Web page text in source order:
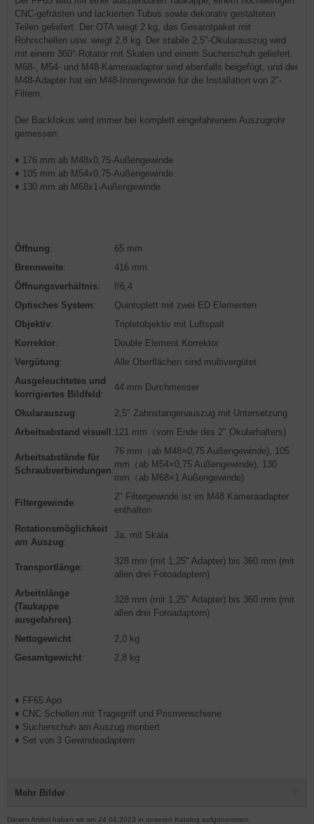
CNC-gefrästen und lackierten Tubus sowie dekorativ gestalteten
Teilen geliefert. Der OTA wiegt 2 kg, das Gesamtpaket mit
Rohrschellen usw. wiegt 2,8 kg. Der stabile 2,5"-Okularauszug wird
mit einem 360°-Rotator mit Skalen und einem Sucherschuh geliefert.
M68-, M54- und M48-Kameraadapter sind ebenfalls beigefügt, und der
M48-Adapter hat ein M48-Innengewinde für die Installation von 2"-
Filtern.
Der Backfokus wird immer bei komplett eingefahrenem Auszugrohr
gemessen:
♦ 176 mm ab M48x0,75-Außengewinde
♦ 105 mm ab M54x0,75-Außengewinde
♦ 130 mm ab M68x1-Außengewinde
Öffnung:
65 mm
Brennweite:
416 mm
Öffnungsverhältnis:
f/6,4
Optisches System:
Quintuplett mit zwei ED Elementen
Objektiv:
Tripletobjektiv mit Luftspalt
Korrektor:
Double Element Korrektor
Vergütung:
Alle Oberflächen sind multivergütet
Ausgeleuchtetes und
korrigiertes Bildfeld:
44 mm Durchmesser
Okularauszug:
2,5" Zahnstangenauszug mit Untersetzung
Arbeitsabstand visuell: 121 mm（vom Ende des 2" Okularhalters)
Arbeitsabstände für
Schraubverbindungen:
76 mm（ab M48×0,75 Außengewinde), 105
mm（ab M54×0,75 Außengewinde), 130
mm（ab M68×1 Außengewinde)
Filtergewinde:
2" Filtergewinde ist im M48 Kameraadapter
enthalten
Rotationsmöglichkeit
am Auszug:
Ja, mit Skala
Transportlänge:
328 mm (mit 1,25" Adapter) bis 360 mm (mit
allen drei Fotoadaptern)
Arbeitslänge
(Taukappe
ausgefahren):
328 mm (mit 1,25" Adapter) bis 360 mm (mit
allen drei Fotoadaptern)
Nettogewicht:
2,0 kg
Gesamtgewicht: 2,8 kg
♦ FF65 Apo
♦ CNC Schellen mit Tragegriff und Prismenschiene
♦ Sucherschuh am Auszug montiert
♦ Set von 3 Gewindeadaptern
Mehr Bilder
Diesen Artikel haben wir am 24.04.2023 in unseren Katalog aufgenommen.